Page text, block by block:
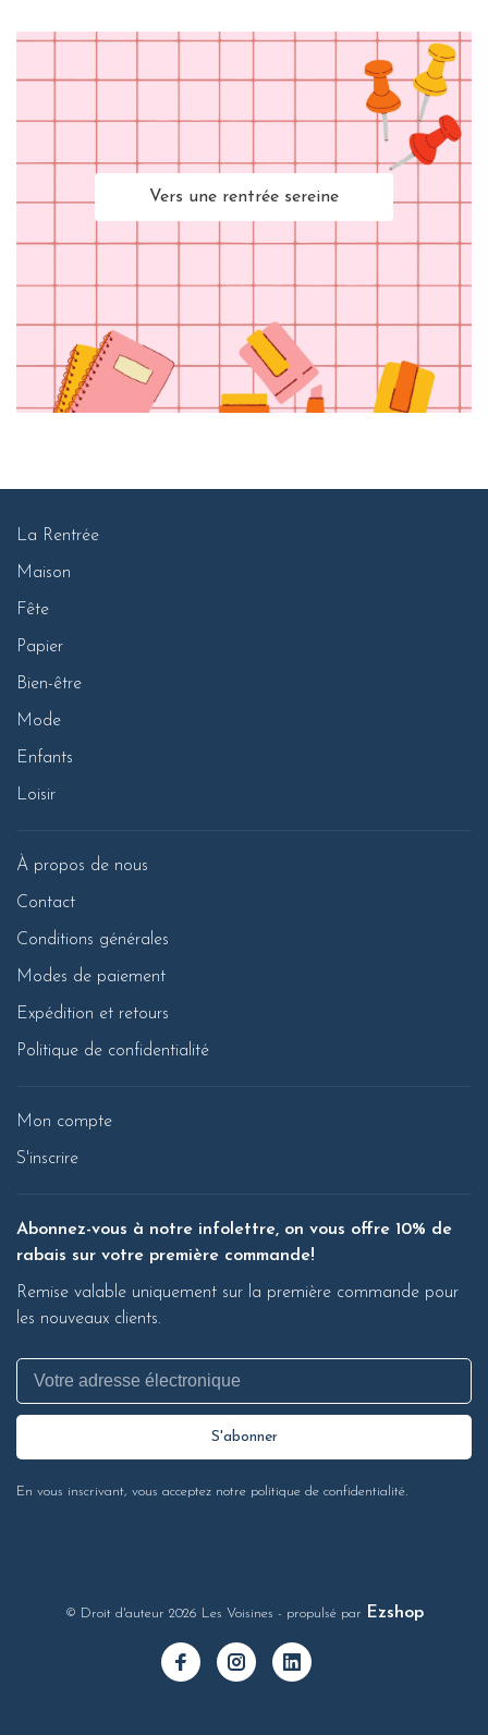
Vers une rentrée sereine
La Rentrée
Maison
Fête
Papier
Bien-être
Mode
Enfants
Loisir
À propos de nous
Contact
Conditions générales
Modes de paiement
Expédition et retours
Politique de confidentialité
Mon compte
S'inscrire
Abonnez-vous à notre infolettre, on vous offre 10% de
rabais sur votre première commande!
Remise valable uniquement sur la première commande pour
les nouveaux clients.
S'abonner
En vous inscrivant, vous acceptez notre politique de confidentialité.
© Droit d'auteur 2026 Les Voisines - propulsé par Ezshop